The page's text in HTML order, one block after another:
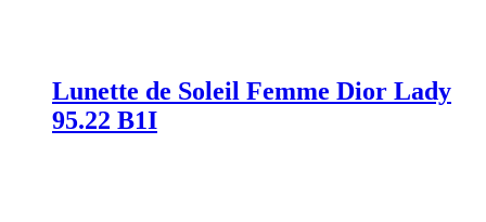
Lunette de Soleil Femme Dior Lady
95.22 B1I